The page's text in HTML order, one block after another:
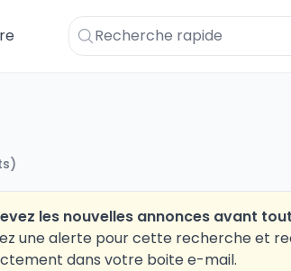
)
les nouvelles annonces avant
une alerte pour cette recherche et
dans votre boite e-mail.